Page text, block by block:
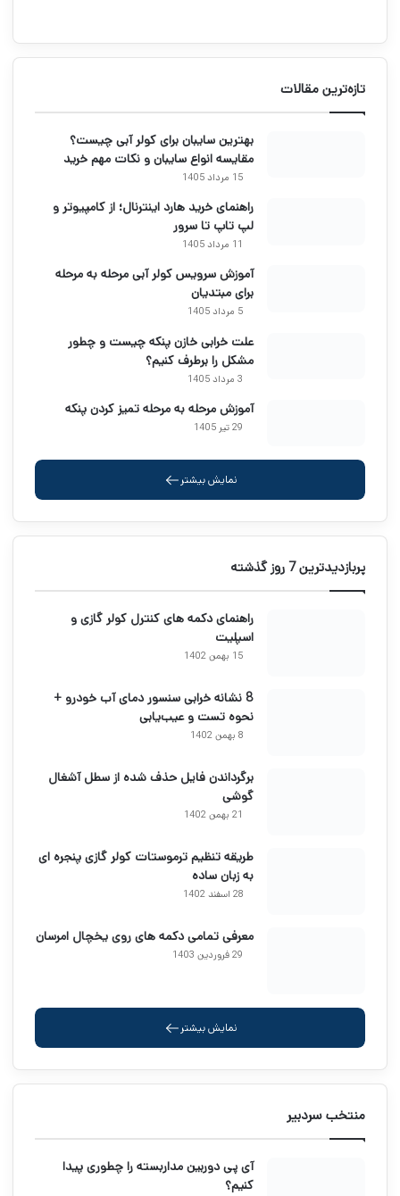
تازه‌ترین مقالات
بهترین سایبان برای کولر آبی چیست؟
مقایسه انواع سایبان و نکات مهم خرید
15 مرداد 1405
راهنمای خرید هارد اینترنال؛ از کامپیوتر و
لپ تاپ تا سرور
11 مرداد 1405
آموزش سرویس کولر آبی مرحله به مرحله
برای مبتدیان
5 مرداد 1405
علت خرابی خازن پنکه چیست و چطور
مشکل را برطرف کنیم؟
3 مرداد 1405
آموزش مرحله به مرحله تمیز کردن پنکه
29 تیر 1405
نمایش بیشتر
پربازدیدترین 7 روز گذشته
راهنمای دکمه های کنترل کولر گازی و
اسپلیت
15 بهمن 1402
8 نشانه خرابی سنسور دمای آب خودرو +
نحوه تست و عیب‌یابی
8 بهمن 1402
برگرداندن فایل حذف شده از سطل آشغال
گوشی
21 بهمن 1402
طریقه تنظیم ترموستات کولر گازی پنجره ای
به زبان ساده
28 اسفند 1402
معرفی تمامی دکمه های روی یخچال امرسان
29 فروردین 1403
نمایش بیشتر
منتخب سردبیر
آی پی دوربین مداربسته را چطوری پیدا
کنیم؟